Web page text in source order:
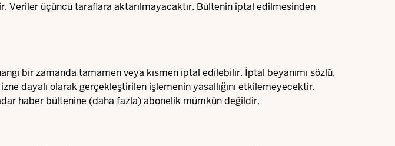
Veriler üçüncü taraflara aktarılmayacaktır. Bültenin iptal edilmesinden
bir zamanda tamamen veya kısmen iptal edilebilir. İptal beyanımı sözlü,
dayalı olarak gerçekleştirilen işlemenin yasallığını etkilemeyecektir.
haber bültenine (daha fazla) abonelik mümkün değildir.